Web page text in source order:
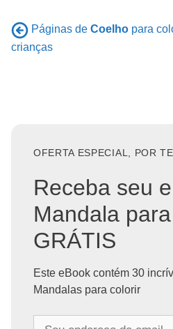
Páginas de Coelho para
crianças
OFERTA ESPECIAL, POR
Receba seu
Mandala
GRÁTIS
Este eBook contém 30
Mandalas para colorir